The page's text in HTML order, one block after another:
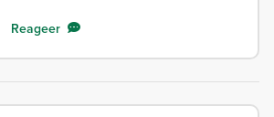
Reageer